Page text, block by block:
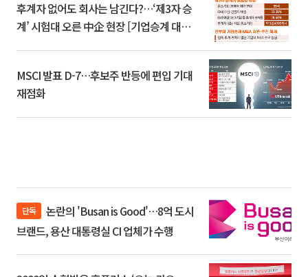
후계자 없어도 회사는 남긴다?…‘제3자 승
계’ 시험대 오른 中企 현장 [기업승계 대전
MSCI 발표 D-7…후보주 반등에 편입 기대
재점화
단독
브랜드, 용산 대통령실 CI 업체가 수행